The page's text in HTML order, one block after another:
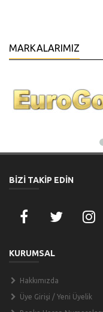
MARKALARIMIZ
BİZİ TAKİP EDİN
KURUMSAL
Hakkımızda
Üye Girişi / Yeni Üyelik